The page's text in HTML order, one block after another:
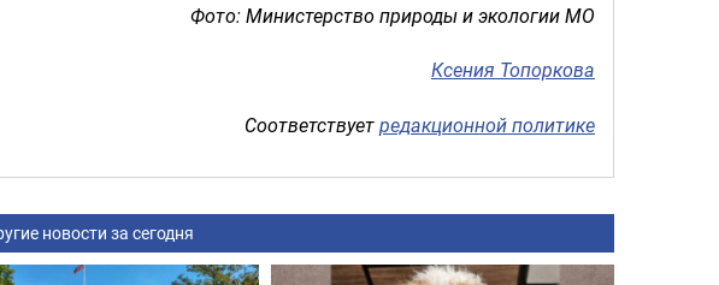
Фото: Министерство природы и экологии МО
Ксения Топоркова
Соответствуетредакционной политике
новости за сегодня